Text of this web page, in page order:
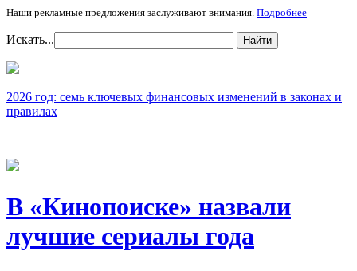
Наши рекламные предложения заслуживают внимания. Подробнее
Искать... Найти
2026 год: семь ключевых финансовых изменений в законах и
правилах
В «Кинопоиске» назвали
лучшие сериалы года